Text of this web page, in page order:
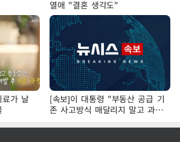
열애 "결혼 생각도"
가 날
[속보]이 대통령 "부동산 공급 기
존 사고방식 매달리지 말고 과감
히 실천"